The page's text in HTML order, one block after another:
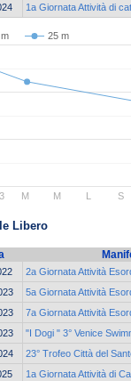
1a Giornata Attività di
25 m
M M L S
Libero
2a Giornata Attività
5a Giornata Attività
7a Giornata Attività
"I Dogi " 3° Venice
23° Trofeo Città del
1a Giornata Attività di